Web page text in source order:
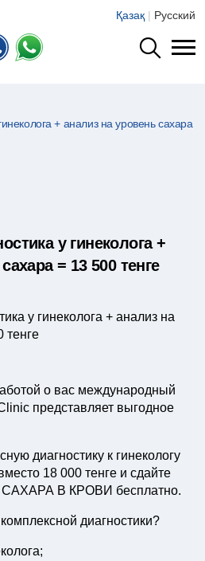
Қазақ | Русский
+ анализ на уровень сахара
у гинеколога +
= 13 500 тенге
о вас международный
представляет выгодное
диагностику к гинекологу
18 000 тенге и сдайте
В КРОВИ бесплатно.
диагностики?